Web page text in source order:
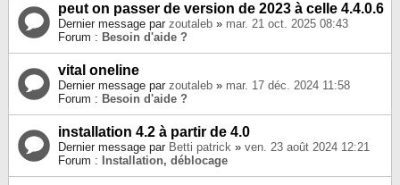
peut on passer de version de 2023 à celle 4.4.0.6
Dernier message par zoutaleb » mar. 21 oct. 2025 08:43
Forum : Besoin d'aide ?
vital oneline
Dernier message par zoutaleb » mar. 17 déc. 2024 11:58
Forum : Besoin d'aide ?
installation 4.2 à partir de 4.0
Dernier message par Betti patrick » ven. 23 août 2024 12:21
Forum :
Installation, déblocage